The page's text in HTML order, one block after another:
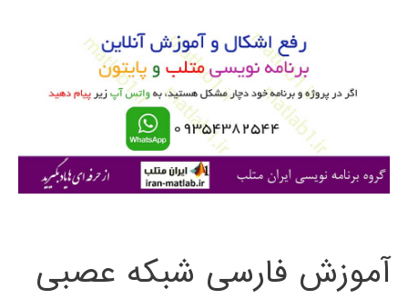
ی
آموزش فارسی شبکه عصبی